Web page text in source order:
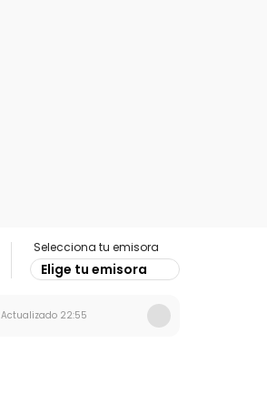
Selecciona tu emisora
Elige tu emisora
Actualizado 22:55